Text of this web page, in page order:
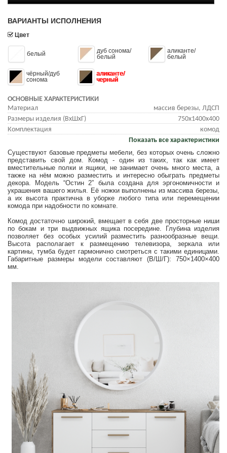
ВАРИАНТЫ ИСПОЛНЕНИЯ
Цвет
белый
дуб сонома/
белый
аликанте/
белый
чёрный/дуб
сонома
аликанте/
черный
ОСНОВНЫЕ ХАРАКТЕРИСТИКИ
Материал
массив березы, ЛДСП
Размеры изделия (ВхШхГ)
750x1400x400
Комплектация
комод
Показать все характеристики
Существуют базовые предметы мебели, без которых очень сложно
представить свой дом. Комод - один из таких, так как имеет
вместительные полки и ящики, не занимает очень много места, а
также на нём можно разместить и интересно обыграть предметы
декора. Модель “Остин 2” была создана для эргономичности и
украшения вашего жилья. Её ножки выполнены из массива березы,
а их высота практична в уборке любого типа или перемещении
комода при надобности по комнате.
Комод достаточно широкий, вмещает в себя две просторные ниши
по бокам и три выдвижных ящика посередине. Глубина изделия
позволяет без особых усилий разместить разнообразные вещи.
Высота располагает к размещению телевизора, зеркала или
картины, тумба будет гармонично смотреться с такими единицами.
Габаритные размеры модели составляют (В/Ш/Г): 750×1400×400
мм.